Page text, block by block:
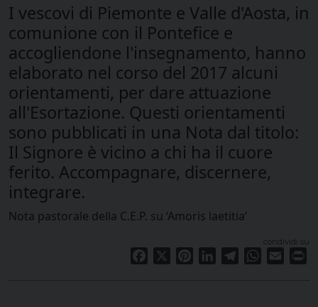
I vescovi di Piemonte e Valle d'Aosta, in
comunione con il Pontefice e
accogliendone l'insegnamento, hanno
elaborato nel corso del 2017 alcuni
orientamenti, per dare attuazione
all'Esortazione. Questi orientamenti
sono pubblicati in una Nota dal titolo:
Il Signore è vicino a chi ha il cuore
ferito. Accompagnare, discernere,
integrare.
Nota pastorale della C.E.P. su ‘Amoris laetitia’
condividi su
Facebook PinterestLinkedInTelegramWhatsApp
Email